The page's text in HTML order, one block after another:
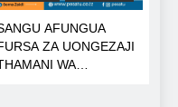
AFUNGUA
ZA UONGEZAJI
WA